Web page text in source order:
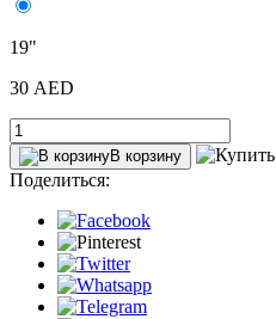
19"
30 AED
В корзину
Поделиться: